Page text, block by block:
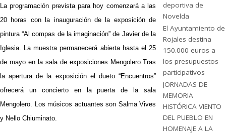
La programación prevista para hoy comenzará a las
20 horas con la inauguración de la exposición de
pintura “Al compas de la imaginación” de Javier de la
Iglesia. La muestra permanecerá abierta hasta el 25
de mayo en la sala de exposiciones Mengolero.Tras
la apertura de la exposición el dueto “Encuentros”
ofrecerá un concierto en la puerta de la sala
Mengolero. Los músicos actuantes son Salma Vives
y Nello Chiuminato.
deportiva de
Novelda
El Ayuntamiento de
Rojales destina
150.000 euros a
los presupuestos
participativos
JORNADAS DE
MEMORIA
HISTÓRICA VIENTO
DEL PUEBLO EN
HOMENAJE A LA